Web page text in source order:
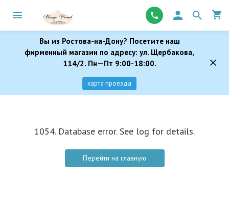
Вы из Ростова-на-Дону? Посетите наш
фирменный магазин по адресу: ул. Щербакова,
114/2. Пн—Пт 9:00-18:00.
карта проезда
1054. Database error. See log for details.
Перейти на главную